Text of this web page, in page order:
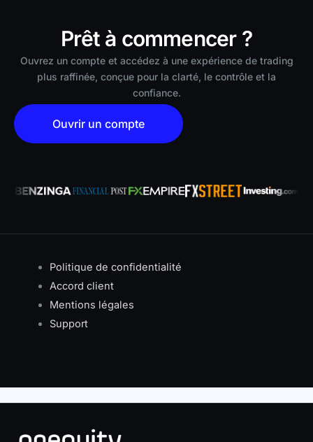
Prêt à commencer ?
Ouvrez un compte et accédez à une expérience de trading
plus raffinée, conçue pour la clarté, le contrôle et la
confiance.
Ouvrir un compte
Politique de confidentialité
Accord client
Mentions légales
Support